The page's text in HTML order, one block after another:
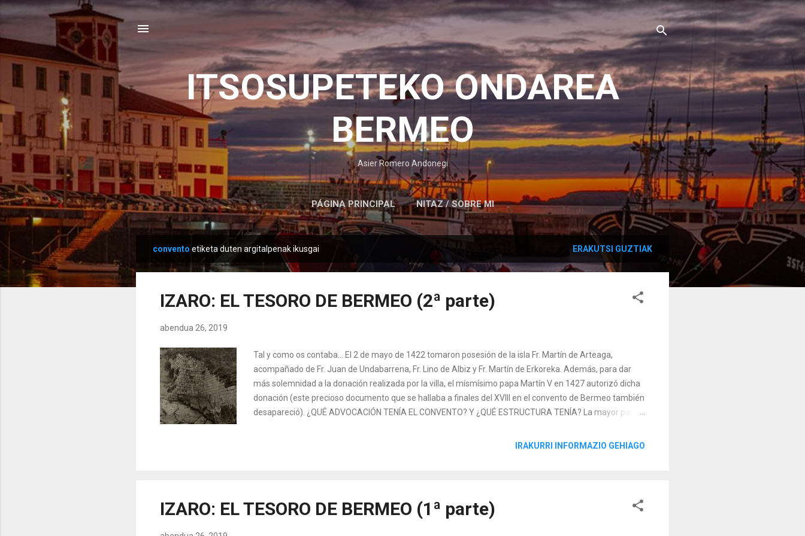
Saltatu eta joan eduki nagusira
ITSOSUPETEKO ONDAREA
BERMEO
Asier Romero Andonegi
PÁGINA PRINCIPAL NITAZ / SOBRE MI
e
convento etiketa duten argitalpenak ikusgai ERAKUTSI GUZTIAK
IZARO: EL TESORO DE BERMEO (2ª parte)
abendua 26, 2019
Tal y como os contaba... El 2 de mayo de 1422 tomaron posesión de la isla Fr. Martín de Arteaga,
acompañado de Fr. Juan de Undabarrena, Fr. Lino de Albiz y Fr. Martín de Erkoreka. Además, para dar
más solemnidad a la donación realizada por la villa, el mísmísimo papa Martín V en 1427 autorizó dicha
donación (este precioso documento que se hallaba a finales del XVIII en el convento de Bermeo también
desapareció). ¿QUÉ ADVOCACIÓN TENÍA EL CONVENTO? Y ¿QUÉ ESTRUCTURA TENÍA? La mayor parte
Dios de Izaro’ o ‘Nuestra Señora de Izaro‘. En cuanto a la estructura del edificio original hay muy poca
IRAKURRI INFORMAZIO GEHIAGO
IZARO: EL TESORO DE BERMEO (1ª parte)